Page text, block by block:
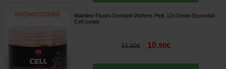
Mainline Fluoro Dumbell Wafters Pink 12x15mm Essential
Cell [244368]
11,90€ 10,90€